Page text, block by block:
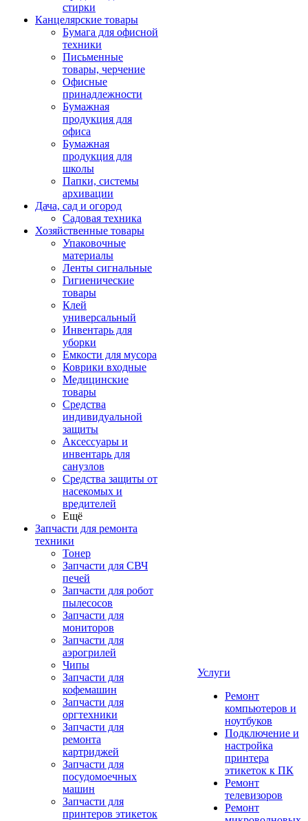
стирки
Канцелярские товары
Бумага для офисной
техники
Письменные
товары, черчение
Офисные
принадлежности
Бумажная
продукция для
офиса
Бумажная
продукция для
школы
Папки, системы
архивации
Дача, сад и огород
Садовая техника
Хозяйственные товары
Упаковочные
материалы
Ленты сигнальные
Гигиенические
товары
Клей
универсальный
Инвентарь для
уборки
Емкости для мусора
Коврики входные
Медицинские
товары
Средства
индивидуальной
защиты
Аксессуары и
инвентарь для
санузлов
Средства защиты от
насекомых и
вредителей
Ещё
Запчасти для ремонта
техники
Тонер
Запчасти для СВЧ
печей
Запчасти для робот
пылесосов
Запчасти для
мониторов
Запчасти для
аэрогрилей
Чипы
Запчасти для
кофемашин
Запчасти для
оргтехники
Запчасти для
ремонта
картриджей
Запчасти для
посудомоечных
машин
Запчасти для
принтеров этикеток
Услуги
Ремонт
компьютеров и
ноутбуков
Подключение и
настройка
принтера
этикеток к ПК
Ремонт
телевизоров
Ремонт